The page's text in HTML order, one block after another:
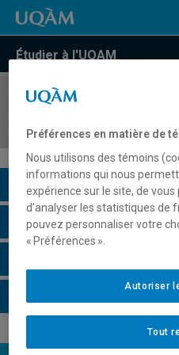
Étudier à l'UQAM
COURS//
Description du cours
Horaire - Été 2026
Préférences en matière de
Nous utilisons des témoins
informations qui nous
expérience sur le site, de
d’analyser les statistiques de
pouvez personnaliser votre
« Préférences ».
Tout
Autoriser